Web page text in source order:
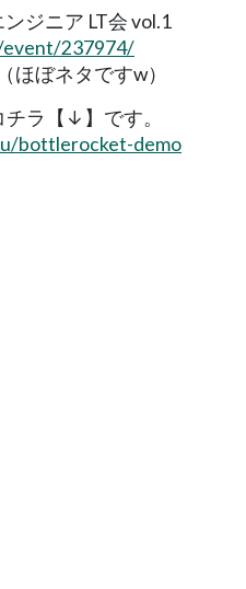
ジニア LT会 vol.1
event/237974/
ほぼネタですw）
ラ【↓】です。
bottlerocket-demo